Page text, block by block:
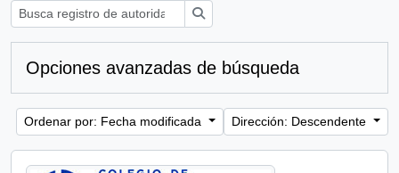
Opciones avanzadas de búsqueda
Ordenar por: Fecha modificada Dirección: Descendente